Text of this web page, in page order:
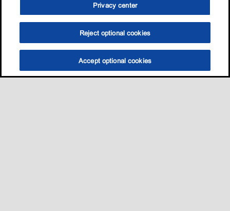
Privacy center
Reject optional cookies
Accept optional cookies